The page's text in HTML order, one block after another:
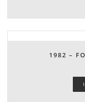
1982 –